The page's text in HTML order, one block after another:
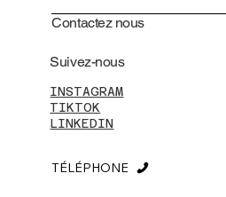
Contactez nous
INSTAGRAM
TIKTOK
LINKEDIN
Suivez-nous
TÉLÉPHONE